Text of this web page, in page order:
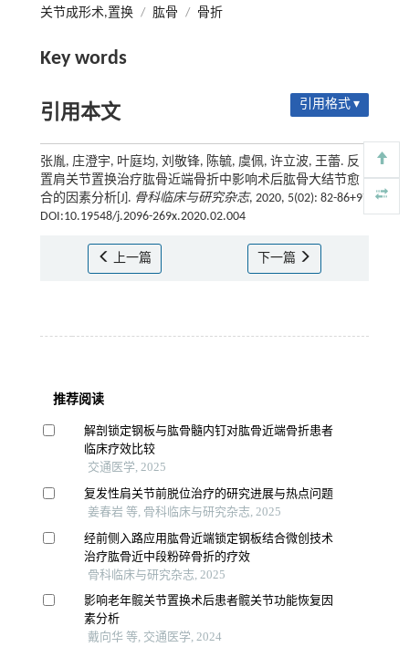
关节成形术,置换 / 肱骨 / 骨折
Key words
引用本文 引用格式 ▾
张胤, 庄澄宇, 叶庭均, 刘敬锋, 陈毓, 虞佩, 许立波, 王蕾. 反
置肩关节置换治疗肱骨近端骨折中影响术后肱骨大结节愈
合的因素分析[J]. 骨科临床与研究杂志, 2020, 5(02): 82-86+97
DOI:10.19548/j.2096-269x.2020.02.004
上一篇 下一篇